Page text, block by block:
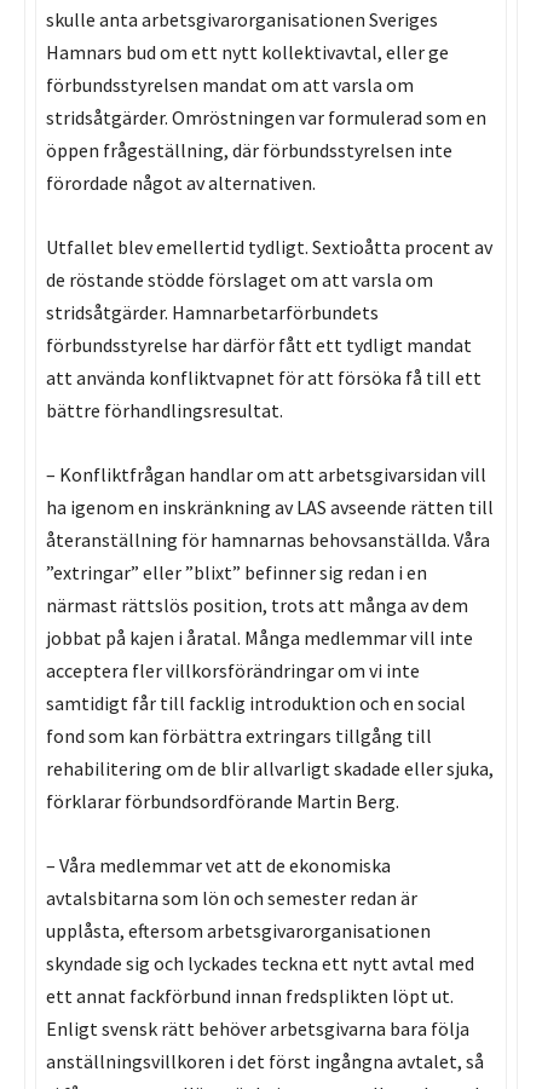
skulle anta arbetsgivarorganisationen Sveriges
Hamnars bud om ett nytt kollektivavtal, eller ge
förbundsstyrelsen mandat om att varsla om
stridsåtgärder. Omröstningen var formulerad som en
öppen frågeställning, där förbundsstyrelsen inte
förordade något av alternativen.
Utfallet blev emellertid tydligt. Sextioåtta procent av
de röstande stödde förslaget om att varsla om
stridsåtgärder. Hamnarbetarförbundets
förbundsstyrelse har därför fått ett tydligt mandat
att använda konfliktvapnet för att försöka få till ett
bättre förhandlingsresultat.
– Konfliktfrågan handlar om att arbetsgivarsidan vill
ha igenom en inskränkning av LAS avseende rätten till
återanställning för hamnarnas behovsanställda. Våra
”extringar” eller ”blixt” befinner sig redan i en
närmast rättslös position, trots att många av dem
jobbat på kajen i åratal. Många medlemmar vill inte
acceptera fler villkorsförändringar om vi inte
samtidigt får till facklig introduktion och en social
fond som kan förbättra extringars tillgång till
rehabilitering om de blir allvarligt skadade eller sjuka,
förklarar förbundsordförande Martin Berg.
– Våra medlemmar vet att de ekonomiska
avtalsbitarna som lön och semester redan är
upplåsta, eftersom arbetsgivarorganisationen
skyndade sig och lyckades teckna ett nytt avtal med
ett annat fackförbund innan fredsplikten löpt ut.
Enligt svensk rätt behöver arbetsgivarna bara följa
anställningsvillkoren i det först ingångna avtalet, så